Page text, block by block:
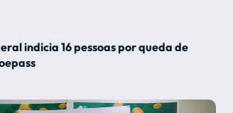
indicia 16 pessoas por queda de